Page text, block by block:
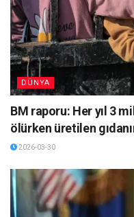
DÜNYA
BM raporu: Her yıl 3
ölürken üretilen
2026-03-30